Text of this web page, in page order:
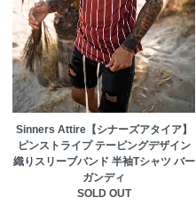
Sinners Attire【シナーズアタイア】
ピンストライプ テーピングデザイン
織りスリーブバンド 半袖Tシャツ バー
ガンディ
SOLD OUT